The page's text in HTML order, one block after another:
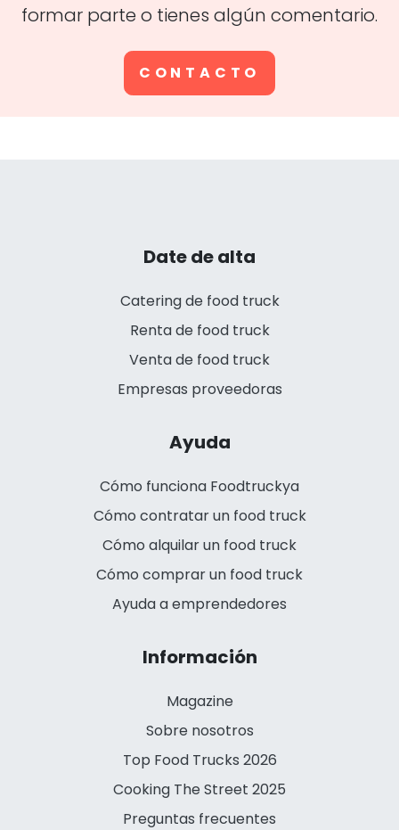
formar parte o tienes algún comentario.
CONTACTO
Date de alta
Catering de food truck
Renta de food truck
Venta de food truck
Empresas proveedoras
Ayuda
Cómo funciona Foodtruckya
Cómo contratar un food truck
Cómo alquilar un food truck
Cómo comprar un food truck
Ayuda a emprendedores
Información
Magazine
Sobre nosotros
Top Food Trucks 2026
Cooking The Street 2025
Preguntas frecuentes